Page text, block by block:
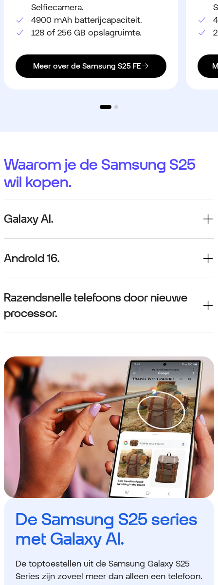
Selfiecamera.
4900 mAh batterijcapaciteit.
128 of 256 GB opslagruimte.
Meer over de Samsung S25 FE
Waarom je de Samsung S25
wil kopen.
Galaxy AI.
Android 16.
Razendsnelle telefoons door nieuwe
processor.
De Samsung S25 series
met Galaxy AI.
De toptoestellen uit de Samsung Galaxy S25
Series zijn zoveel meer dan alleen een telefoon.